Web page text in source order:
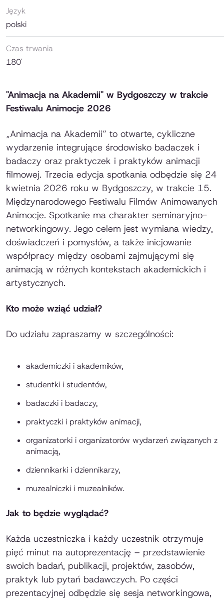
Język
polski
Czas trwania
180'
"Animacja na Akademii" w Bydgoszczy w trakcie
Festiwalu Animocje 2026
„Animacja na Akademii” to otwarte, cykliczne
wydarzenie integrujące środowisko badaczek i
badaczy oraz praktyczek i praktyków animacji
filmowej. Trzecia edycja spotkania odbędzie się 24
kwietnia 2026 roku w Bydgoszczy, w trakcie 15.
Międzynarodowego Festiwalu Filmów Animowanych
Animocje. Spotkanie ma charakter seminaryjno-
networkingowy. Jego celem jest wymiana wiedzy,
doświadczeń i pomysłów, a także inicjowanie
współpracy między osobami zajmującymi się
animacją w różnych kontekstach akademickich i
artystycznych.
Kto może wziąć udział?
Do udziału zapraszamy w szczególności:
akademiczki i akademików,
studentki i studentów,
badaczki i badaczy,
praktyczki i praktyków animacji,
organizatorki i organizatorów wydarzeń związanych z
animacją,
dziennikarki i dziennikarzy,
muzealniczki i muzealników.
Jak to będzie wyglądać?
Każda uczestniczka i każdy uczestnik otrzymuje
pięć minut na autoprezentację – przedstawienie
swoich badań, publikacji, projektów, zasobów,
praktyk lub pytań badawczych. Po części
prezentacyjnej odbędzie się sesja networkingowa,